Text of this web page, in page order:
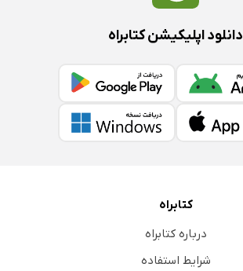
دانلود اپلیکیشن کتابراه
کتابراه
درباره کتابراه
شرایط استفاده